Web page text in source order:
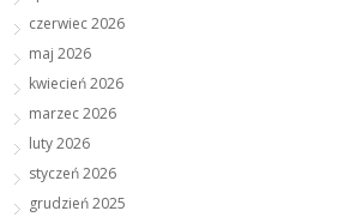
czerwiec 2026
maj 2026
kwiecień 2026
marzec 2026
luty 2026
styczeń 2026
grudzień 2025